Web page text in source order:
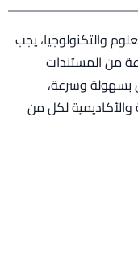
والتكنولوجيا، يجب
من المستندات
بسهولة وسرعة،
لكل من